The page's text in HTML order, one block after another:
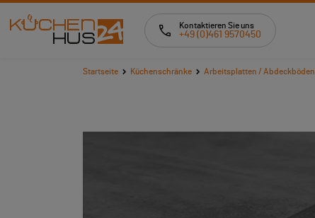
Kontaktieren Sie uns
+49 (0)461 9570450
Startseite Küchenschränke Arbeitsplatten / Abdeckböden